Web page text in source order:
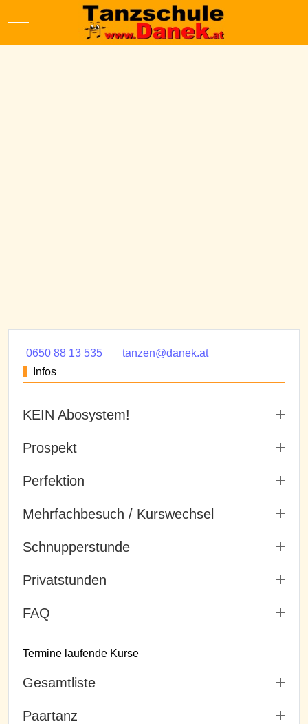
Mobile Menu Toggle
0650 88 13 535
tanzen@danek.at
Infos
KEIN Abosystem!
Prospekt
Perfektion
Mehrfachbesuch / Kurswechsel
Schnupperstunde
Privatstunden
FAQ
Termine laufende Kurse
Gesamtliste
Paartanz